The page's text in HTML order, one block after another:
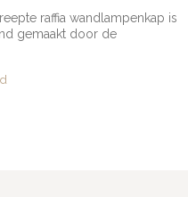
raffia wandlampenkap is
gemaakt door de